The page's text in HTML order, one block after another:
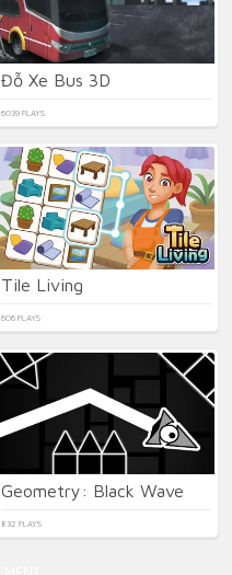
Đỗ Xe Bus 3D
6039 PLAYS
Tile Living
606 PLAYS
Geometry: Black Wave
832 PLAYS